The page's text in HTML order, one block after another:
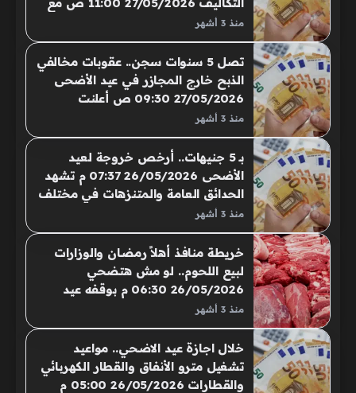
بهجة عيد الأضحى المبارك، تبحث
العائلات والشباب عن وجهات مميزة
لقضاء أوقات ممتعة دون تكبد
ميزانيات ضخمة أو مواجهة تعقيدات
في المواصلات..
منذ 3 أشهر
تصل 5 سنوات سجن.. عقوبات مخالفي
الذبح خارج المجازر في عيد الأضحى
27/05/2026 09:30 ص أعلنت
الأجهزة المحلية عن تطبيق حزمة من
العقوبات الصارمة والرادعة بحق
المخالفين الذين يقومون بـ ذبح
الأضاحي خارج المجازر الحكومية
المعتمدة..
منذ 3 أشهر
بـ 5 جنيهات.. أرخص خروجة لعيد
الأضحى 26/05/2026 07:37 م تشهد
الحدائق العامة والمتنزهات في مختلف
المحافظات إقبالا متزايدا من
المواطنين مع اقتراب عيد الأضحى
المبارك
منذ 3 أشهر
خريطة منافذ أهلاً رمضان والوزارات
لبيع اللحوم.. لو مش هتضحي
26/05/2026 06:30 م بوقفه عيد
الأضحى المبارك، يحرص المواطنون
على متابعة أسعار اللحوم، استعدادا
لشراء احتياجاتهم من اللحوم، وسط
تنوع كبير في الأسعار بين المنافذ
الحكومية ومحال
منذ 3 أشهر
خلال اجازة عيد الاضحي.. مواعيد
تشغيل مترو الأنفاق والقطار الكهربائي
والقطارات 26/05/2026 05:00 م